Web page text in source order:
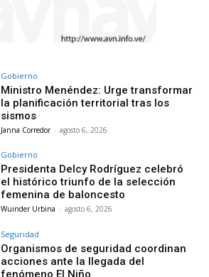
Gobierno
Ministro Menéndez: Urge transformar
la planificación territorial tras los
sismos
Janna Corredor - agosto 6, 2026
Gobierno
Presidenta Delcy Rodríguez celebró
el histórico triunfo de la selección
femenina de baloncesto
Wuinder Urbina - agosto 6, 2026
Seguridad
Organismos de seguridad coordinan
acciones ante la llegada del
fenómeno El Niño